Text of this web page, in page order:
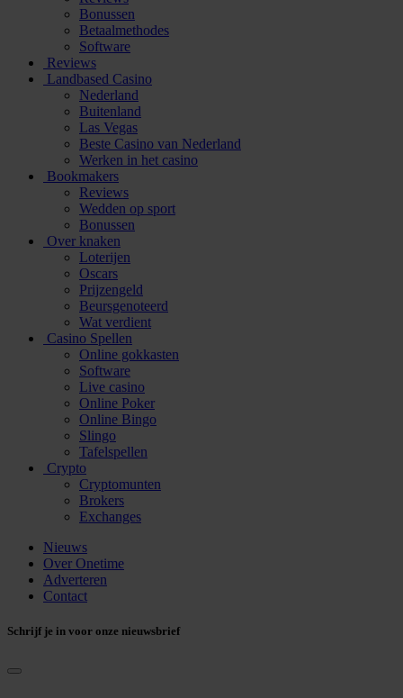
Bonussen
Betaalmethodes
Software
Reviews
Landbased Casino
Nederland
Buitenland
Las Vegas
Beste Casino van Nederland
Werken in het casino
Bookmakers
Reviews
Wedden op sport
Bonussen
Over knaken
Loterijen
Oscars
Prijzengeld
Beursgenoteerd
Wat verdient
Casino Spellen
Online gokkasten
Software
Live casino
Online Poker
Online Bingo
Slingo
Tafelspellen
Crypto
Cryptomunten
Brokers
Exchanges
Nieuws
Over Onetime
Adverteren
Contact
Schrijf je in voor onze nieuwsbrief